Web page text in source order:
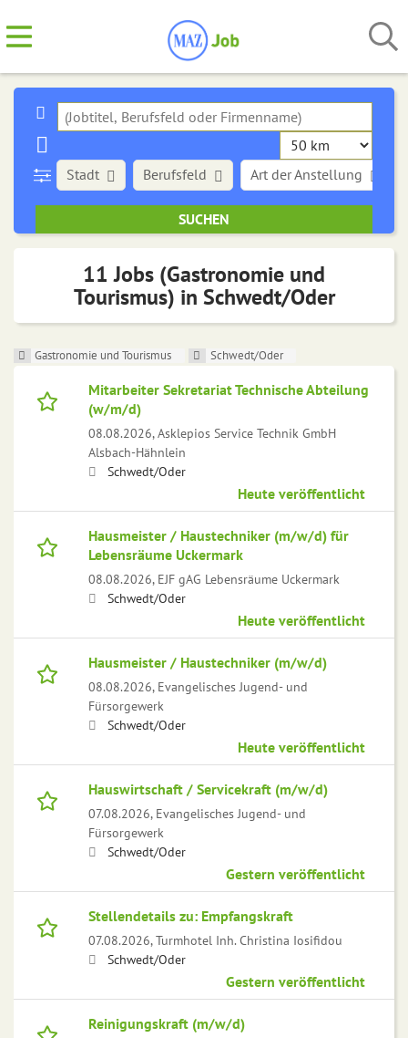
Stadt Art der Anstellung
Berufsfeld
11 Jobs (Gastronomie und
Tourismus) in Schwedt/Oder
Gastronomie und Tourismus Schwedt/Oder
Mitarbeiter Sekretariat Technische Abteilung
(w/m/d)
08.08.2026,Asklepios Service Technik GmbH
Alsbach-Hähnlein
Schwedt/Oder
Heute veröffentlicht
Hausmeister / Haustechniker (m/w/d) für
Lebensräume Uckermark
08.08.2026, EJF gAG Lebensräume Uckermark
Schwedt/Oder
Heute veröffentlicht
Hausmeister / Haustechniker (m/w/d)
08.08.2026, Evangelisches Jugend- und
Fürsorgewerk
Schwedt/Oder
Heute veröffentlicht
Hauswirtschaft / Servicekraft (m/w/d)
07.08.2026, Evangelisches Jugend- und
Fürsorgewerk
Schwedt/Oder
Gestern veröffentlicht
Stellendetails zu: Empfangskraft
07.08.2026,Turmhotel Inh. Christina Iosifidou
Schwedt/Oder
Gestern veröffentlicht
Reinigungskraft (m/w/d)